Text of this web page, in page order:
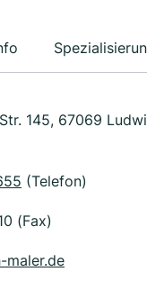
145, 67069
(Telefon)
(Fax)
maler.de